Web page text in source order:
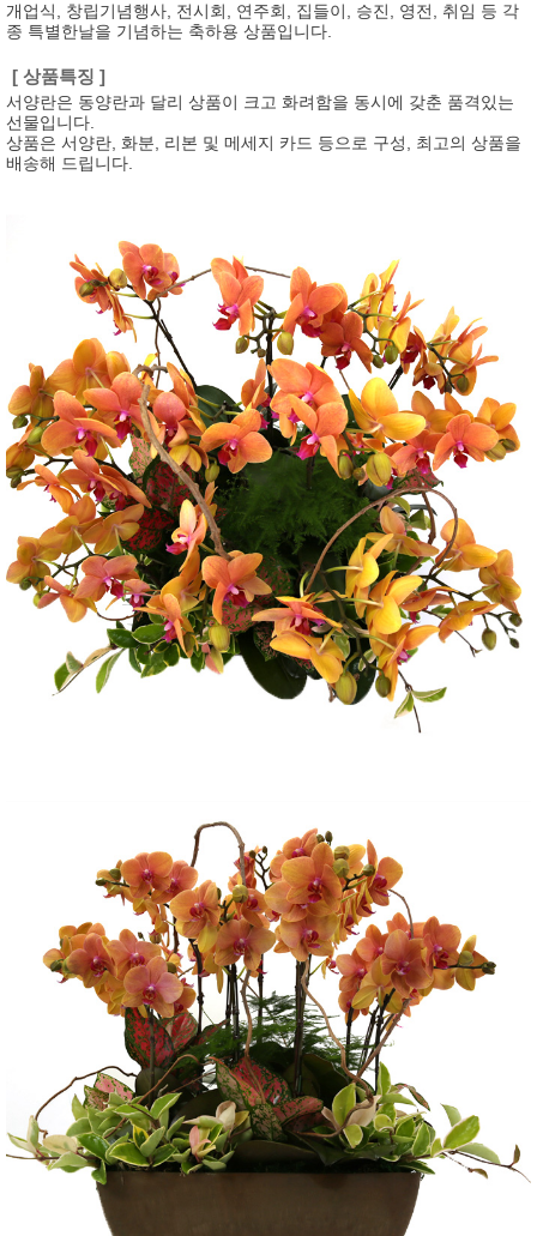
개업식, 창립기념행사, 전시회, 연주회, 집들이, 승진, 영전, 취임 등 각
종 특별한날을 기념하는 축하용 상품입니다.
[ 상품특징 ]
서양란은 동양란과 달리 상품이 크고 화려함을 동시에 갖춘 품격있는
선물입니다.
상품은 서양란, 화분, 리본 및 메세지 카드 등으로 구성, 최고의 상품을
배송해 드립니다.